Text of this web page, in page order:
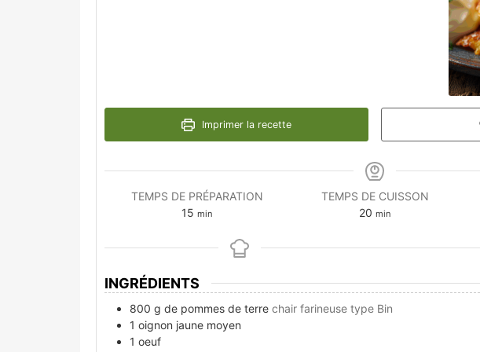
Imprimer la recette
TEMPS DE PRÉPARATION
15 minutes
min
TEMPS DE CUISSON
20minutes
min
INGRÉDIENTS
800 g de pommes de terre chair farineuse type Bin
1 oignon jaune moyen
1 oeuf